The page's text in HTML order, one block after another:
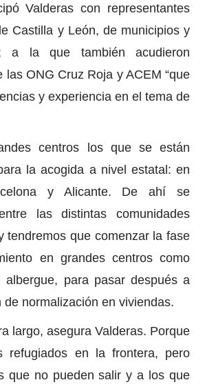
Valderas con representantes
Castilla y León, de municipios y
a la que también acudieron
las ONG Cruz Roja y ACEM “que
y experiencia en el tema de
centros los que se están
la acogida a nivel estatal: en
y Alicante. De ahí se
las distintas comunidades
tendremos que comenzar la fase
en grandes centros como
albergue, para pasar después a
de normalización en viviendas.
largo, asegura Valderas. Porque
refugiados en la frontera, pero
que no pueden salir y a los que